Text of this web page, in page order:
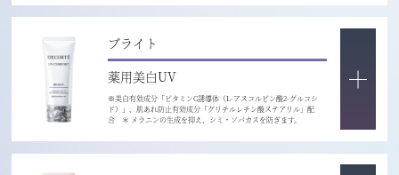
ブライト
薬用美白UV
※美白有効成分「ビタミンC誘導体（L-アスコルビン酸2-グルコシ
ド）」、肌あれ防止有効成分「グリチルレチン酸ステアリル」配
合 ＊ メラニンの生成を抑え、シミ・ソバカスを防ぎます。